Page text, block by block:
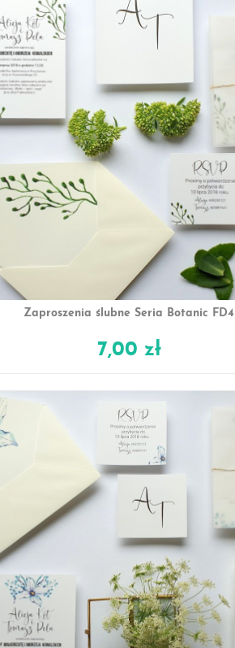
Zaproszenia ślubne Seria Botanic FD4
7,00 zł